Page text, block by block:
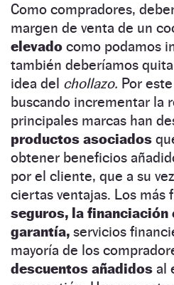
Como compradores,
margen de venta de un
elevado como podamos
también deberíamos
idea del chollazo. Por
buscando incrementar la
principales marcas han
productos asociados
obtener beneficios
por el cliente, que a su
ciertas ventajas. Los más
seguros, la financiación
garantía, servicios
mayoría de los
descuentos añadidos al